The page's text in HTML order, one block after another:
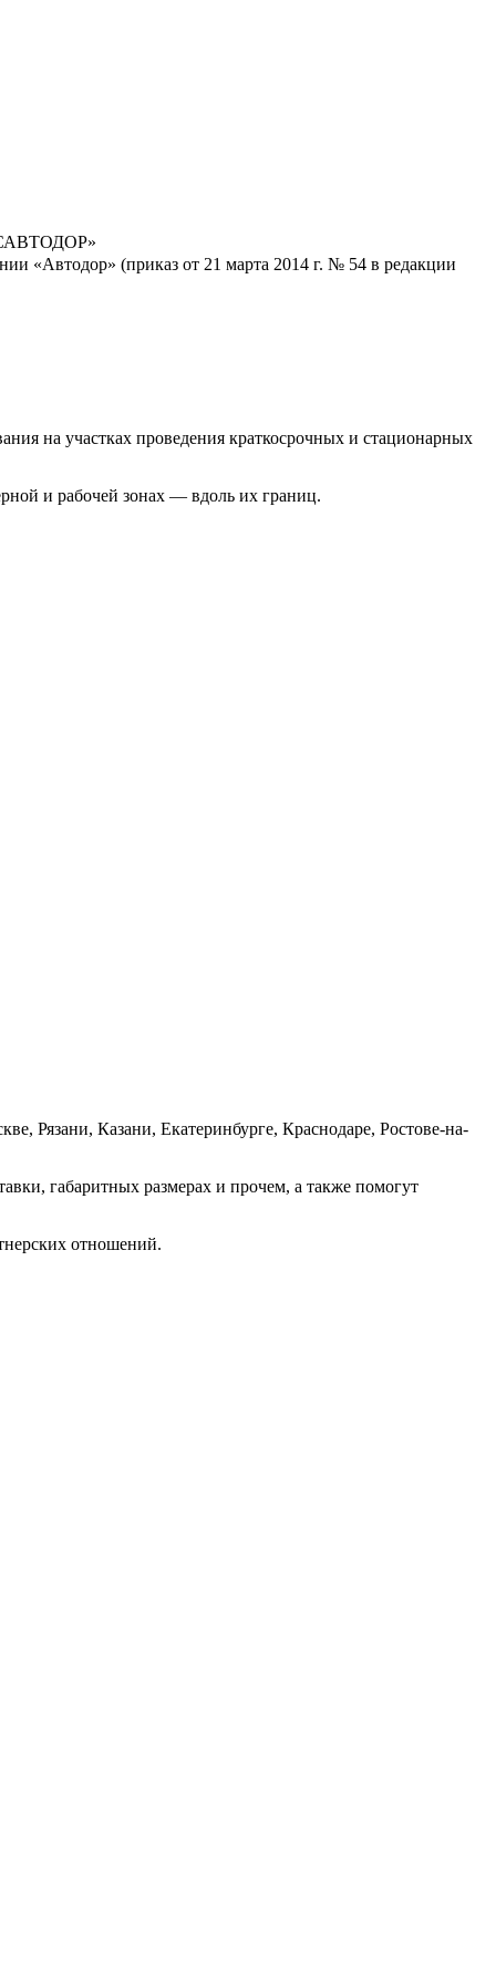
«Автодор» (приказ от 21 марта 2014 г. № 54 в редакции
на участках проведения краткосрочных и стационарных
и рабочей зонах — вдоль их границ.
Рязани, Казани, Екатеринбурге, Краснодаре, Ростове-на-
габаритных размерах и прочем, а также помогут
отношений.